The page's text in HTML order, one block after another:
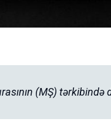
(MŞ) tərkibində